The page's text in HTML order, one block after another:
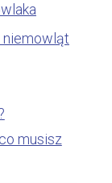
niemowląt
musisz